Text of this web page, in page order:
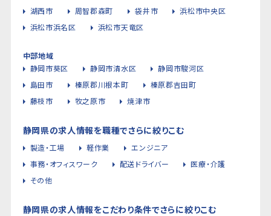
湖西市
周智郡森町 袋井市
浜松市中央区
浜松市浜名区
浜松市天竜区
中部地域
静岡市葵区
静岡市清水区
静岡市駿河区
島田市
榛原郡川根本町
榛原郡吉田町
藤枝市
牧之原市 焼津市
静岡県の求人情報を職種でさらに絞りこむ
製造・工場 軽作業
エンジニア
事務・オフィスワーク
配送ドライバー
医療・介護
その他
静岡県の求人情報をこだわり条件でさらに絞りこむ